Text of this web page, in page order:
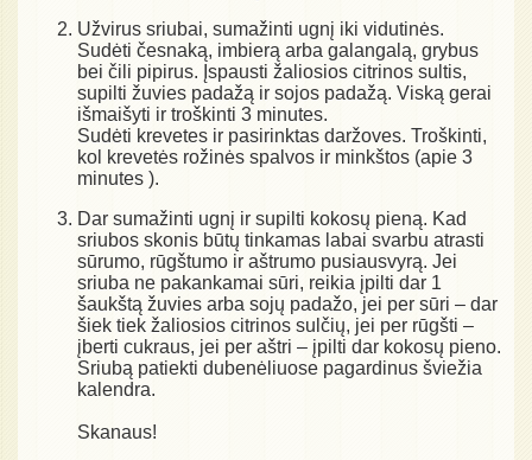
Užvirus sriubai, sumažinti ugnį iki vidutinės.
Sudėti česnaką, imbierą arba galangalą, grybus
bei čili pipirus. Įspausti žaliosios citrinos sultis,
supilti žuvies padažą ir sojos padažą. Viską gerai
išmaišyti ir troškinti 3 minutes.
Sudėti krevetes ir pasirinktas daržoves. Troškinti,
kol krevetės rožinės spalvos ir minkštos (apie 3
minutes ).
Dar sumažinti ugnį ir supilti kokosų pieną. Kad
sriubos skonis būtų tinkamas labai svarbu atrasti
sūrumo, rūgštumo ir aštrumo pusiausvyrą. Jei
sriuba ne pakankamai sūri, reikia įpilti dar 1
šaukštą žuvies arba sojų padažo, jei per sūri – dar
šiek tiek žaliosios citrinos sulčių, jei per rūgšti –
įberti cukraus, jei per aštri – įpilti dar kokosų pieno.
Sriubą patiekti dubenėliuose pagardinus šviežia
kalendra.
Skanaus!